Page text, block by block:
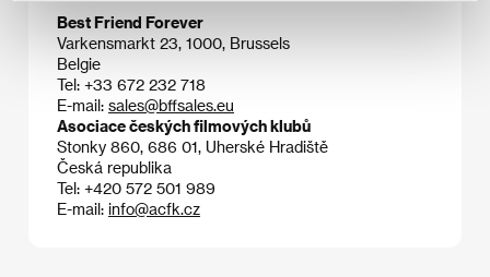
Best Friend Forever
Varkensmarkt 23, 1000, Brussels
Belgie
Tel: +33 672 232 718
E-mail: sales@bffsales.eu
Asociace českých filmových klubů
Stonky 860, 686 01, Uherské Hradiště
Česká republika
Tel: +420 572 501 989
E-mail: info@acfk.cz